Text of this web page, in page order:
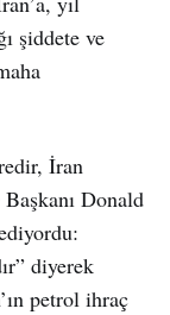
şiddete ve
İran
Donald
diyerek
petrol ihraç